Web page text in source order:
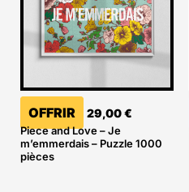
OFFRIR 29,00€
Piece and Love – Je
m’emmerdais – Puzzle 1000
pièces